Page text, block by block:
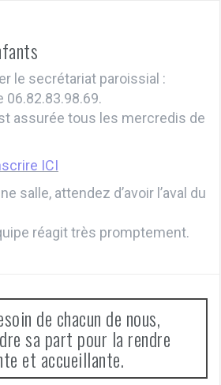
le secrétariat paroissial :
06.82.83.98.69.
assurée tous les mercredis de
ICI
salle, attendez d’avoir l’aval du
réagit très promptement.
de chacun de nous,
sa part pour la rendre
et accueillante.